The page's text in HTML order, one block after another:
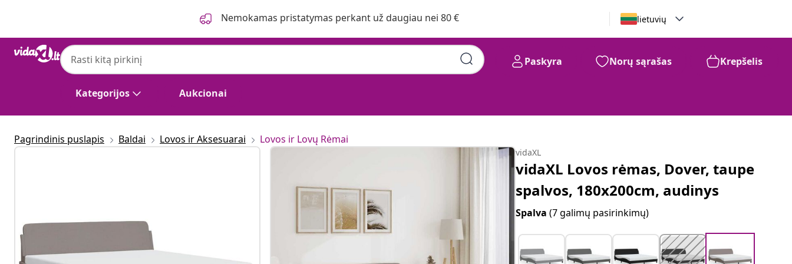
Nemokamas pristatymas perkant už daugiau nei 80 € lietuvių
Kategorijos Aukcionai
Paskyra Norų sąrašas Krepšelis
Pagrindinis puslapis Baldai Lovos ir Aksesuarai Lovos ir Lovų Rėmai
vidaXL
vidaXL Lovos rėmas, Dover, taupe
spalvos, 180x200cm, audinys
Spalva(7 galimų pasirinkimų)